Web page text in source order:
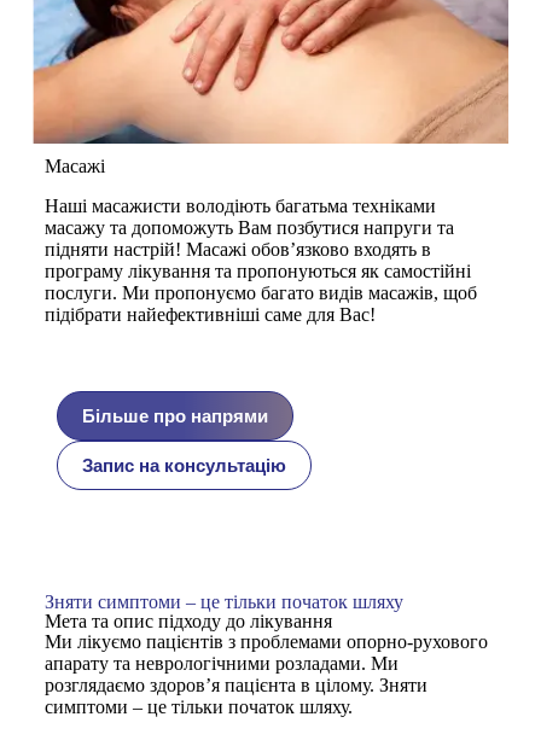
Масажі
Наші масажисти володіють багатьма техніками
масажу та допоможуть Вам позбутися напруги та
підняти настрій! Масажі обов’язково входять в
програму лікування та пропонуються як самостійні
послуги. Ми пропонуємо багато видів масажів, щоб
підібрати найефективніші саме для Вас!
Більше про напрями
Запис на консультацію
Зняти симптоми – це тільки початок шляху
Мета та опис підходу до лікування
Ми лікуємо пацієнтів з проблемами опорно-рухового
апарату та неврологічними розладами. Ми
розглядаємо здоров’я пацієнта в цілому. Зняти
симптоми – це тільки початок шляху.